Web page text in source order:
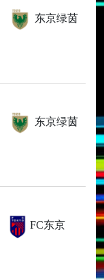
东京绿茵
东京绿茵
FC东京